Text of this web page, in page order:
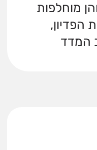
שנת 2028 והן מוחלפות
הפדיון,
המדד